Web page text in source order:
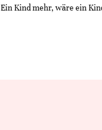
Ein Kind mehr, wäre ein